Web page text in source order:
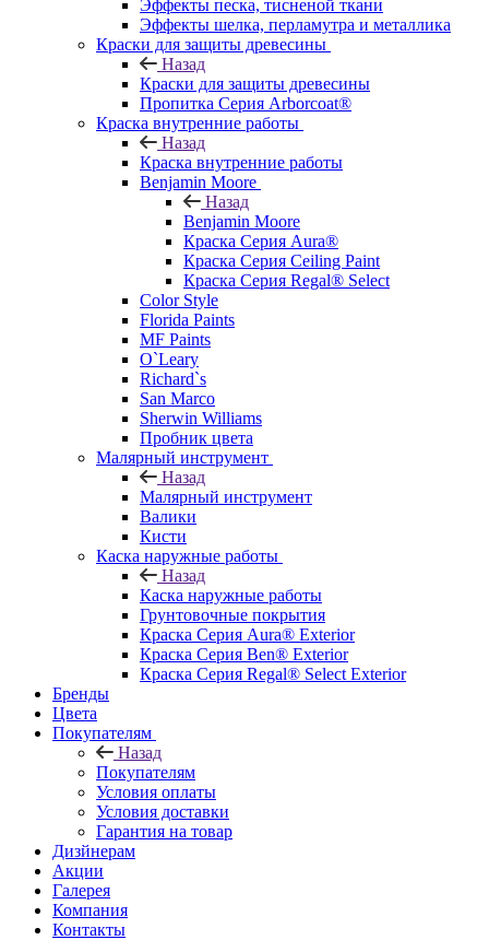
Эффекты песка, тисненой ткани
Эффекты шелка, перламутра и металлика
Краски для защиты древесины
Назад
Краски для защиты древесины
Пропитка Серия Arborcoat®
Краска внутренние работы
Назад
Краска внутренние работы
Benjamin Moore
Назад
Benjamin Moore
Краска Серия Aura®
Краска Серия Ceiling Paint
Краска Серия Regal® Select
Color Style
Florida Paints
MF Paints
O`Leary
Richard`s
San Marco
Sherwin Williams
Пробник цвета
Малярный инструмент
Назад
Малярный инструмент
Валики
Кисти
Каска наружные работы
Назад
Каска наружные работы
Грунтовочные покрытия
Краска Серия Aura® Exterior
Краска Серия Ben® Exterior
Краска Серия Regal® Select Exterior
Бренды
Цвета
Покупателям
Назад
Покупателям
Условия оплаты
Условия доставки
Гарантия на товар
Дизйнерам
Акции
Галерея
Компания
Контакты